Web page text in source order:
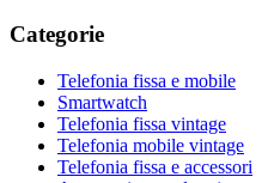
Categorie
Telefonia fissa e mobile
Smartwatch
Telefonia fissa vintage
Telefonia mobile vintage
Telefonia fissa e accessori